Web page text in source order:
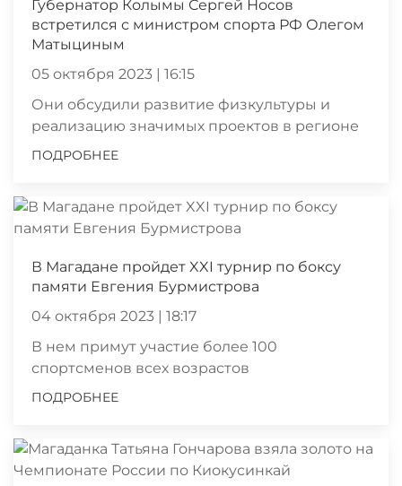
Губернатор Колымы Сергей Носов
встретился с министром спорта РФ Олегом
Матыциным
05 октября 2023 | 16:15
Они обсудили развитие физкультуры и
реализацию значимых проектов в регионе
ПОДРОБНЕЕ
В Магадане пройдет XXI турнир по боксу
памяти Евгения Бурмистрова
04 октября 2023 | 18:17
В нем примут участие более 100
спортсменов всех возрастов
ПОДРОБНЕЕ